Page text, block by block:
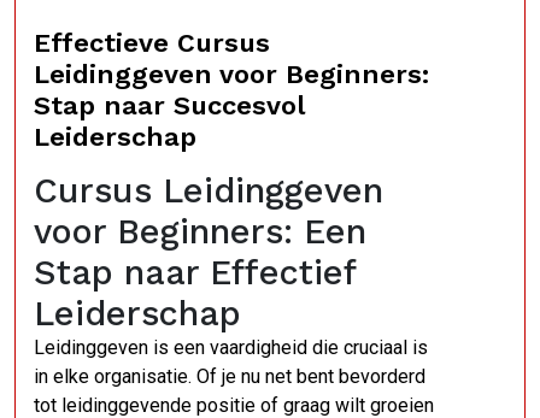
Effectieve Cursus
Leidinggeven voor Beginners:
Stap naar Succesvol
Leiderschap
Cursus Leidinggeven
voor Beginners: Een
Stap naar Effectief
Leiderschap
Leidinggeven is een vaardigheid die cruciaal is
in elke organisatie. Of je nu net bent bevorderd
tot leidinggevende positie of graag wilt groeien